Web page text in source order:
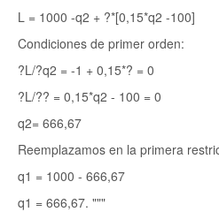
L = 1000 -q2 + ?*[0,15*q2 -100]
Condiciones de primer orden:
?L/?q2 = -1 + 0,15*? = 0
?L/?? = 0,15*q2 - 100 = 0
q2= 666,67
Reemplazamos en la primera
q1 = 1000 - 666,67
q1 = 666,67. """